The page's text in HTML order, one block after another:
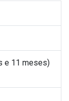
e 11 meses)